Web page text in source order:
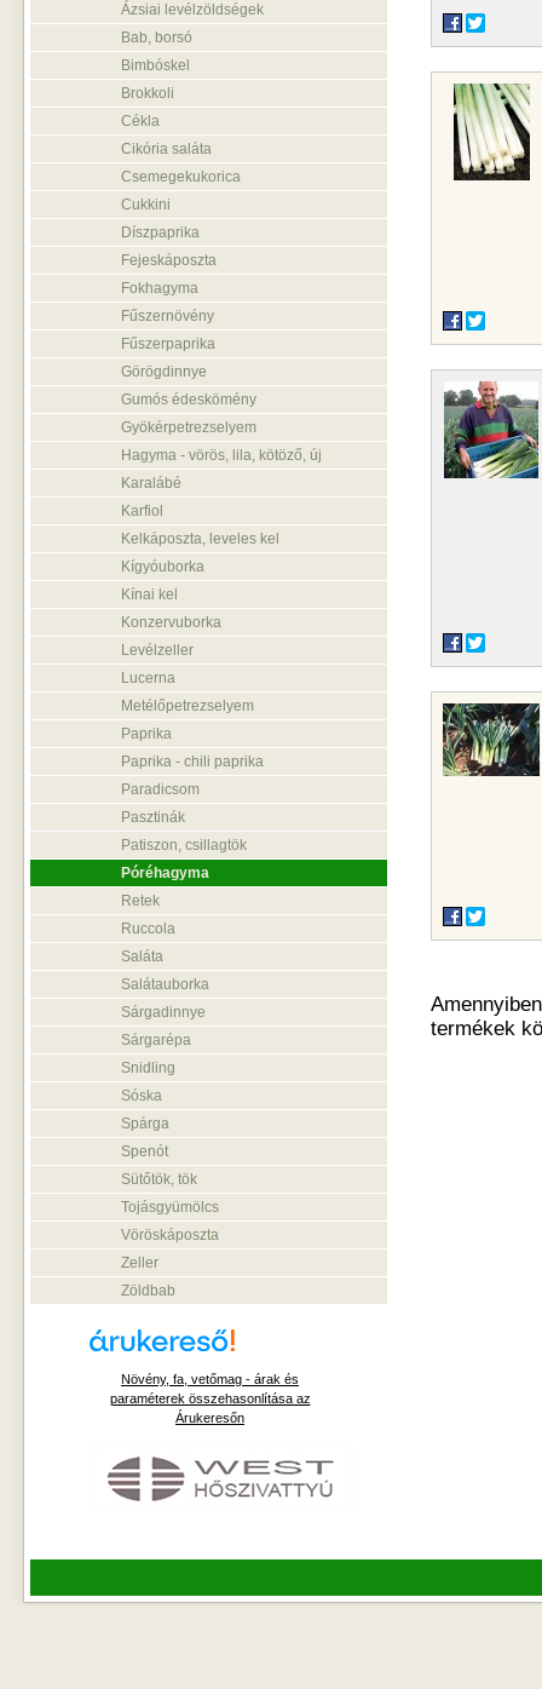
termékek
Ázsiai levélzöldségek
Bab, borsó
Bimbóskel
Brokkoli
Cékla
Cikória saláta
Csemegekukorica
Cukkini
Díszpaprika
Fejeskáposzta
Fokhagyma
Fűszernövény
Fűszerpaprika
Görögdinnye
Gumós édeskömény
Gyökérpetrezselyem
Hagyma - vörös, lila, kötöző, új
Karalábé
Karfiol
Kelkáposzta, leveles kel
Kígyóuborka
Kínai kel
Konzervuborka
Levélzeller
Lucerna
Metélőpetrezselyem
Paprika
Paprika - chili paprika
Paradicsom
Pasztinák
Patiszon, csillagtök
Póréhagyma
Retek
Ruccola
Saláta
Salátauborka
Sárgadinnye
Sárgarépa
Snidling
Sóska
Spárga
Spenót
Sütőtök, tök
Tojásgyümölcs
Vöröskáposzta
Zeller
Zöldbab
Növény, fa, vetőmag - árak és
paraméterek összehasonlítása az
Árukeresőn